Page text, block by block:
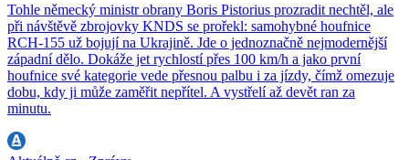
Tohle německý ministr obrany Boris Pistorius prozradit nechtěl, ale
při návštěvě zbrojovky KNDS se prořekl: samohybné houfnice
RCH-155 už bojují na Ukrajině. Jde o jednoznačně nejmodernější
západní dělo. Dokáže jet rychlostí přes 100 km/h a jako první
houfnice své kategorie vede přesnou palbu i za jízdy, čímž omezuje
dobu, kdy ji může zaměřit nepřítel. A vystřelí až devět ran za
minutu.